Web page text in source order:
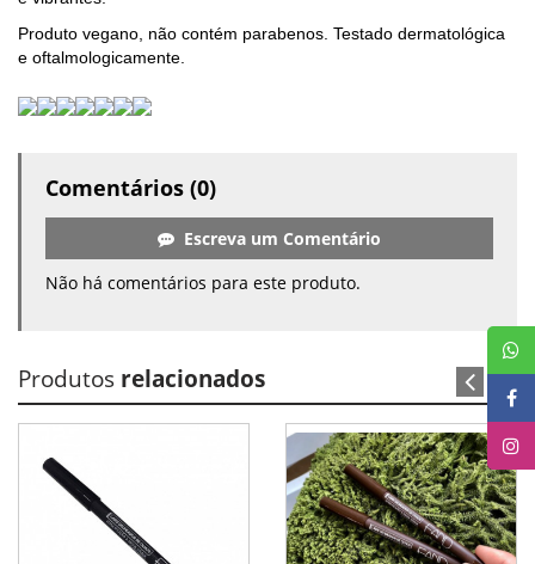
Produto vegano, não contém parabenos. Testado dermatológica
e oftalmologicamente.
Comentários (0)
Escreva um Comentário
Não há comentários para este produto.
Produtos relacionados